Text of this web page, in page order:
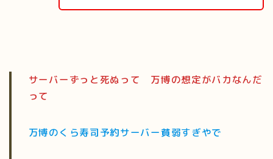
サーバーずっと死ぬって 万博の想定がバカなんだ
って
万博のくら寿司予約サーバー貧弱すぎやで